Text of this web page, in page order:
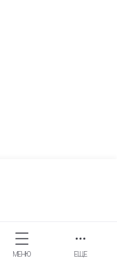
МЕНЮ ЕЩЕ